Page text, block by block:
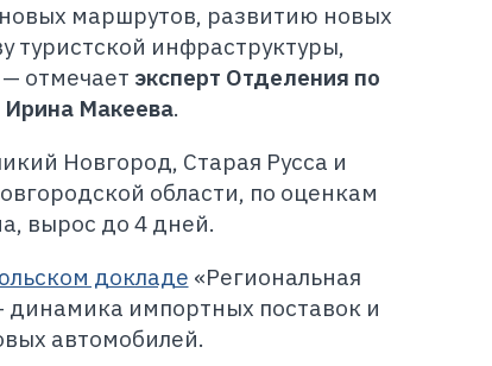
маршрутов, развитию новых
туристской инфраструктуры,
отмечает эксперт Отделения по
Ирина Макеева.
Новгород, Старая Русса и
области, по оценкам
вырос до 4 дней.
докладе «Региональная
импортных поставок и
автомобилей.